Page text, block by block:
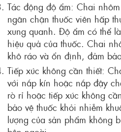
Tác động độ ẩm: Chai
ngăn chặn thuốc viên hấp
xung quanh. Độ ẩm có thể
hiệu quả của thuốc. Chai
khô ráo và ổn định, đảm
Tiếp xúc không cần thiết:
với nắp kín hoặc nắp đậy
rò rỉ hoặc tiếp xúc không
bảo vệ thuốc khỏi nhiễm
lượng của sản phẩm không